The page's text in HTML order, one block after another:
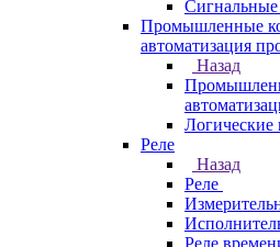
Промышленные
автоматизация
Назад
Логические
Реле
Назад
Реле
Реле